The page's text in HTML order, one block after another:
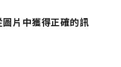
片中獲得正確的訊